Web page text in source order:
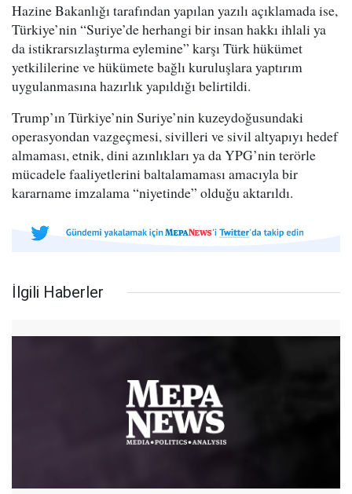
Hazine Bakanlığı tarafından yapılan yazılı açıklamada ise,
Türkiye’nin “Suriye’de herhangi bir insan hakkı ihlali ya
da istikrarsızlaştırma eylemine” karşı Türk hükümet
yetkililerine ve hükümete bağlı kuruluşlara yaptırım
uygulanmasına hazırlık yapıldığı belirtildi.
Trump’ın Türkiye’nin Suriye’nin kuzeydoğusundaki
operasyondan vazgeçmesi, sivilleri ve sivil altyapıyı hedef
almaması, etnik, dini azınlıkları ya da YPG’nin terörle
mücadele faaliyetlerini baltalamaması amacıyla bir
kararname imzalama “niyetinde” olduğu aktarıldı.
İlgili Haberler